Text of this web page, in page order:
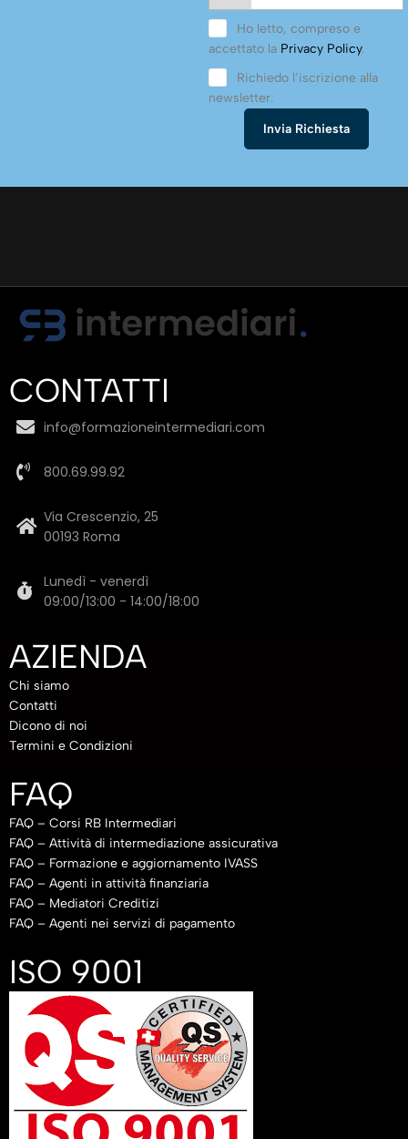
Ho letto, compreso e
accettato la Privacy Policy.
Richiedo l’iscrizione alla
newsletter.
CONTATTI
info@formazioneintermediari.com
800.69.99.92
Via Crescenzio, 25
00193 Roma
Lunedì - venerdì
09:00/13:00 - 14:00/18:00
AZIENDA
Chi siamo
Contatti
Dicono di noi
Termini e Condizioni
FAQ
FAQ – Corsi RB Intermediari
FAQ – Attività di intermediazione assicurativa
FAQ – Formazione e aggiornamento IVASS
FAQ – Agenti in attività finanziaria
FAQ – Mediatori Creditizi
FAQ – Agenti nei servizi di pagamento
ISO 9001